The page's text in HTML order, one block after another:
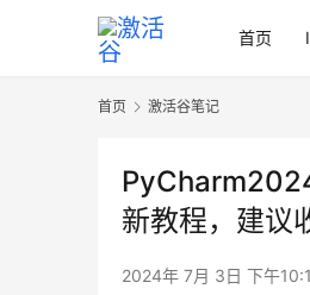
首页
首页 激活谷笔记
新教程，建议
2024年 7月 3日 下午